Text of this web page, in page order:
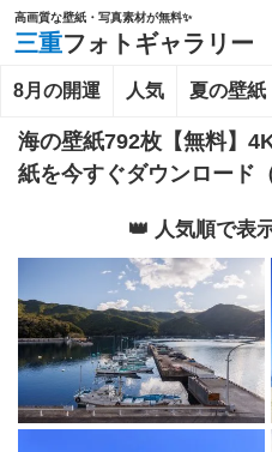
高画質な壁紙・写真素材が無料✨️
三重フォトギャラリー
8月の開運 人気 夏の壁紙
海の壁紙792枚【無料】
紙を今すぐダウンロード
👑 人気順で表